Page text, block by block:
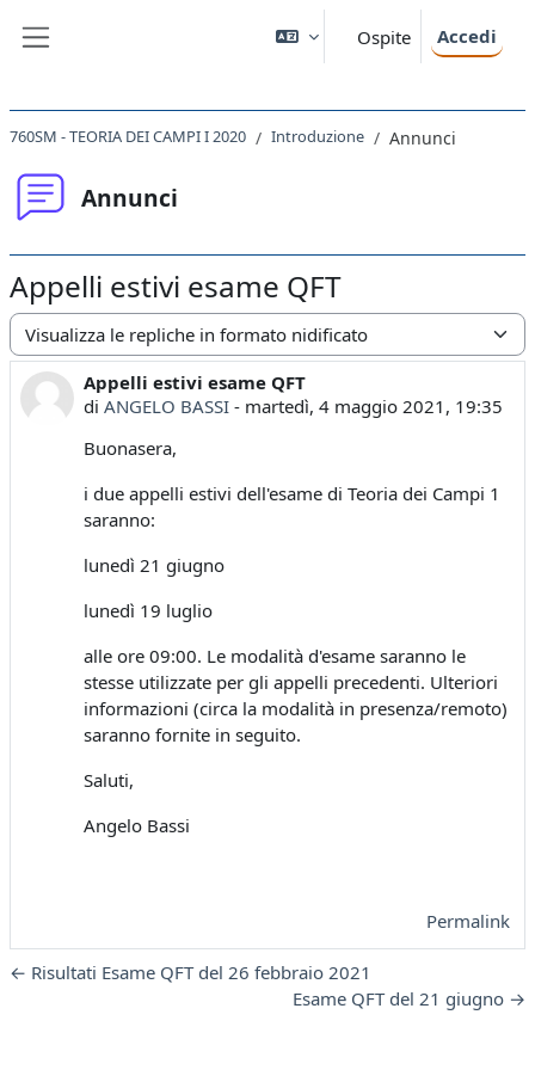
Ospite Accedi
760SM - TEORIA DEI CAMPI I 2020 Introduzione Annunci
Annunci
Appelli estivi esame QFT
Modalità visualizzazione
Appelli estivi esame QFT
di ANGELO BASSI - martedì, 4 maggio 2021, 19:35
Numero di risposte: 0
Buonasera,
i due appelli estivi dell'esame di Teoria dei Campi 1
saranno:
lunedì 21 giugno
lunedì 19 luglio
alle ore 09:00. Le modalità d'esame saranno le
stesse utilizzate per gli appelli precedenti. Ulteriori
informazioni (circa la modalità in presenza/remoto)
saranno fornite in seguito.
Saluti,
Angelo Bassi
Permalink
← Risultati Esame QFT del 26 febbraio 2021
Esame QFT del 21 giugno →